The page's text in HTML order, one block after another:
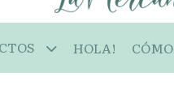
HOLA!